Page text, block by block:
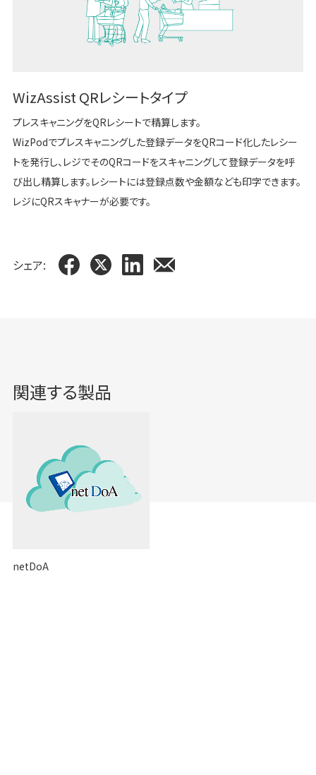
WizAssist QRレシートタイプ
プレスキャニングをQRレシートで精算します。
WizPodでプレスキャニングした登録データをQRコード化したレシー
トを発行し、レジでそのQRコードをスキャニングして登録データを呼
び出し精算します。レシートには登録点数や金額なども印字できます。
レジにQRスキャナーが必要です。
シェア:
関連する製品
netDoA